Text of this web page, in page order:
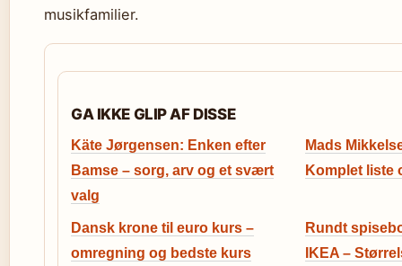
musikfamilier.
GA IKKE GLIP AF DISSE
Käte Jørgensen: Enken efter
Bamse – sorg, arv og et svært
valg
Mads
Komplet liste
Dansk krone til euro kurs –
omregning og bedste kurs
Rundt
IKEA –